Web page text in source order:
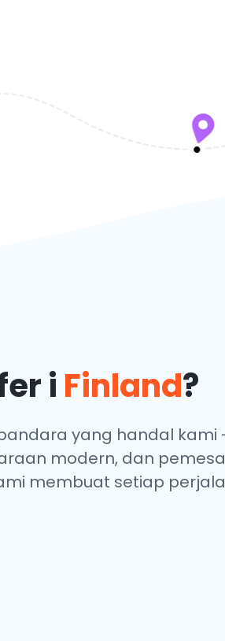
i Finland?
yang handal kami
modern, dan
membuat setiap